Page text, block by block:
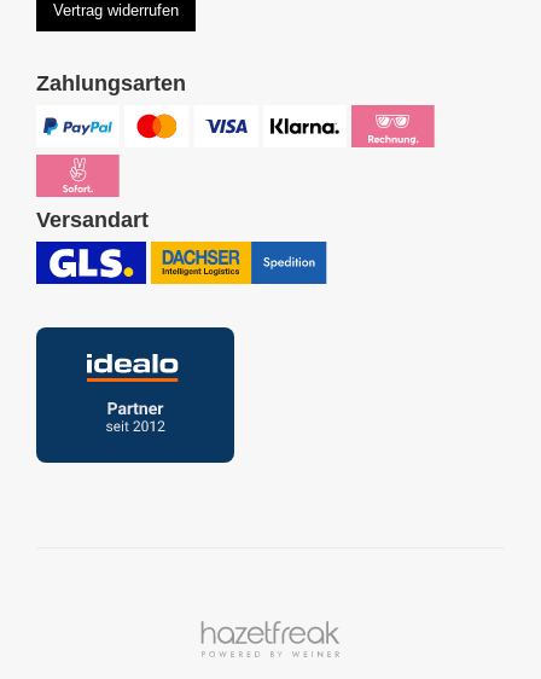
Vertrag widerrufen
Zahlungsarten
Versandart